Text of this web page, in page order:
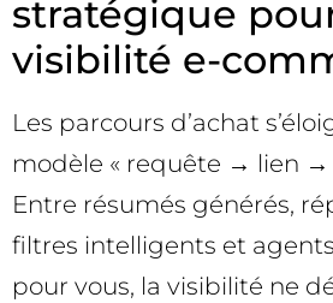
stratégique
visibilité e-
Les parcours d’achat
modèle « requête → lien →
Entre résumés générés,
filtres intelligents et
pour vous, la visibilité ne